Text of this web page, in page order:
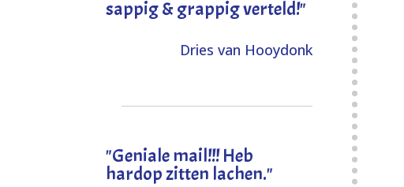
sappig & grappig verteld!"
Dries van Hooydonk
"Geniale mail!!! Heb
hardop zitten lachen."